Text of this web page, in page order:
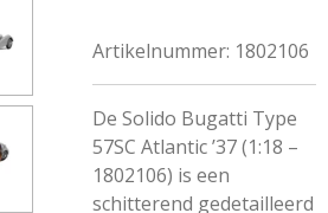
Artikelnummer: 1802106
De Solido Bugatti Type
57SC Atlantic ’37 (1:18 –
1802106) is een
schitterend gedetailleerd